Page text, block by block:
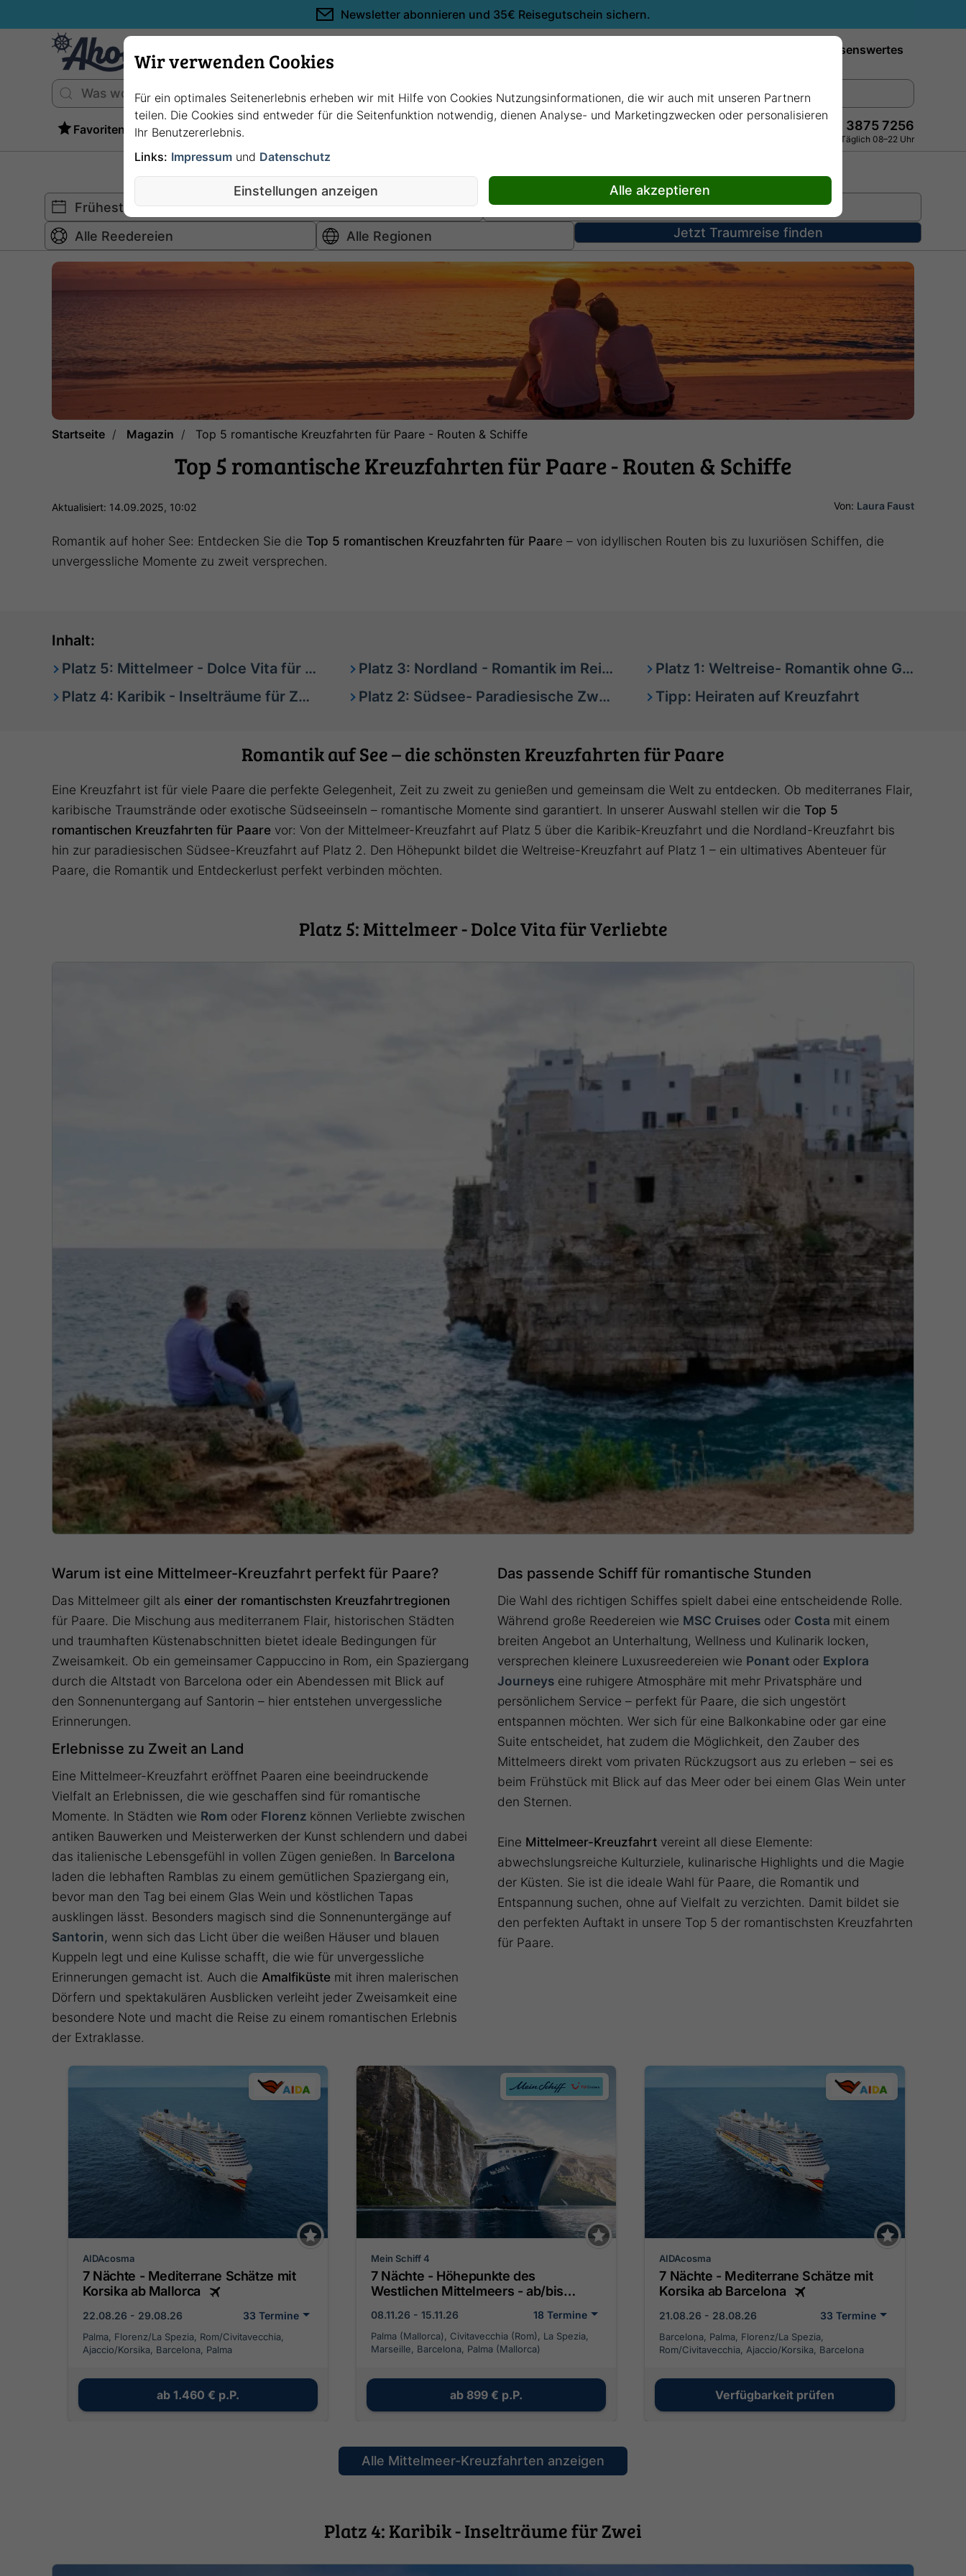
Newsletter abonnieren und 35€ Reisegutschein sichern.
Wissenswertes
Favoriten +49 228 3875 7256
Persönlich · Kostenlos · Täglich 08–22 Uhr
Jetzt Traumreise finden
Startseite Magazin Top 5 romantische Kreuzfahrten für Paare - Routen & Schiffe
Top 5 romantische Kreuzfahrten für Paare - Routen & Schiffe
Von: Laura Faust
Aktualisiert: 14.09.2025, 10:02
Romantik auf hoher See: Entdecken Sie die Top 5 romantischen Kreuzfahrten für Paare – von idyllischen Routen bis zu luxuriösen Schiffen, die
unvergessliche Momente zu zweit versprechen.
Inhalt:
Platz 5: Mittelmeer - Dolce Vita für Verliebte
Platz 4: Karibik - Inselträume für Zwei
Platz 3: Nordland - Romantik im Reich der Fjorde
Platz 2: Südsee- Paradiesische Zweisamkeit auf dem Ozean
Platz 1: Weltreise- Romantik ohne Grenzen
Tipp: Heiraten auf Kreuzfahrt
Romantik auf See – die schönsten Kreuzfahrten für Paare
Eine Kreuzfahrt ist für viele Paare die perfekte Gelegenheit, Zeit zu zweit zu genießen und gemeinsam die Welt zu entdecken. Ob mediterranes Flair,
karibische Traumstrände oder exotische Südseeinseln – romantische Momente sind garantiert. In unserer Auswahl stellen wir die Top 5
romantischen Kreuzfahrten für Paare vor: Von der Mittelmeer-Kreuzfahrt auf Platz 5 über die Karibik-Kreuzfahrt und die Nordland-Kreuzfahrt bis
hin zur paradiesischen Südsee-Kreuzfahrt auf Platz 2. Den Höhepunkt bildet die Weltreise-Kreuzfahrt auf Platz 1 – ein ultimatives Abenteuer für
Paare, die Romantik und Entdeckerlust perfekt verbinden möchten.
Platz 5: Mittelmeer - Dolce Vita für Verliebte
Warum ist eine Mittelmeer-Kreuzfahrt perfekt für Paare?
Das Mittelmeer gilt als einer der romantischsten Kreuzfahrtregionen
für Paare. Die Mischung aus mediterranem Flair, historischen Städten
und traumhaften Küstenabschnitten bietet ideale Bedingungen für
Zweisamkeit. Ob ein gemeinsamer Cappuccino in Rom, ein Spaziergang
durch die Altstadt von Barcelona oder ein Abendessen mit Blick auf
den Sonnenuntergang auf Santorin – hier entstehen unvergessliche
Erinnerungen.
Erlebnisse zu Zweit an Land
Eine Mittelmeer-Kreuzfahrt eröffnet Paaren eine beeindruckende
Vielfalt an Erlebnissen, die wie geschaffen sind für romantische
Momente. In Städten wie Rom oder Florenz können Verliebte zwischen
antiken Bauwerken und Meisterwerken der Kunst schlendern und dabei
das italienische Lebensgefühl in vollen Zügen genießen. In Barcelona
laden die lebhaften Ramblas zu einem gemütlichen Spaziergang ein,
bevor man den Tag bei einem Glas Wein und köstlichen Tapas
ausklingen lässt. Besonders magisch sind die Sonnenuntergänge auf
Santorin, wenn sich das Licht über die weißen Häuser und blauen
Kuppeln legt und eine Kulisse schafft, die wie für unvergessliche
Erinnerungen gemacht ist. Auch die Amalfiküste mit ihren malerischen
Dörfern und spektakulären Ausblicken verleiht jeder Zweisamkeit eine
besondere Note und macht die Reise zu einem romantischen Erlebnis
der Extraklasse.
Das passende Schiff für romantische Stunden
Die Wahl des richtigen Schiffes spielt dabei eine entscheidende Rolle.
Während große Reedereien wie MSC Cruises oder Costa mit einem
breiten Angebot an Unterhaltung, Wellness und Kulinarik locken,
versprechen kleinere Luxusreedereien wie Ponant oder Explora
Journeys eine ruhigere Atmosphäre mit mehr Privatsphäre und
persönlichem Service – perfekt für Paare, die sich ungestört
entspannen möchten. Wer sich für eine Balkonkabine oder gar eine
Suite entscheidet, hat zudem die Möglichkeit, den Zauber des
Mittelmeers direkt vom privaten Rückzugsort aus zu erleben – sei es
beim Frühstück mit Blick auf das Meer oder bei einem Glas Wein unter
den Sternen.
Eine Mittelmeer-Kreuzfahrt vereint all diese Elemente:
abwechslungsreiche Kulturziele, kulinarische Highlights und die Magie
der Küsten. Sie ist die ideale Wahl für Paare, die Romantik und
Entspannung suchen, ohne auf Vielfalt zu verzichten. Damit bildet sie
den perfekten Auftakt in unsere Top 5 der romantischsten Kreuzfahrten
für Paare.
AIDAcosma
7 Nächte - Mediterrane Schätze mit
Korsika ab Mallorca
22.08.26 - 29.08.26 33 Termine
Palma, Florenz/La Spezia, Rom/Civitavecchia,
Ajaccio/Korsika, Barcelona, Palma
ab 1.460 € p.P.
Mein Schiff 4
7 Nächte - Höhepunkte des
Westlichen Mittelmeers - ab/bis
08.11.26 - 15.11.26 18 Termine
Palma (Mallorca), Civitavecchia (Rom), La Spezia,
Marseille, Barcelona, Palma (Mallorca)
ab 899 € p.P.
AIDAcosma
7 Nächte - Mediterrane Schätze mit
Korsika ab Barcelona
21.08.26 - 28.08.26 33 Termine
Barcelona, Palma, Florenz/La Spezia,
Rom/Civitavecchia, Ajaccio/Korsika, Barcelona
Verfügbarkeit prüfen
Alle Mittelmeer-Kreuzfahrten anzeigen
Platz 4: Karibik - Inselträume für Zwei
Wir verwenden Cookies
Für ein optimales Seitenerlebnis erheben wir mit Hilfe von Cookies Nutzungsinformationen, die wir auch mit unseren Partnern
teilen. Die Cookies sind entweder für die Seitenfunktion notwendig, dienen Analyse- und Marketingzwecken oder personalisieren
Ihr Benutzererlebnis.
Links: Impressum und Datenschutz
Einstellungen anzeigen Alle akzeptieren